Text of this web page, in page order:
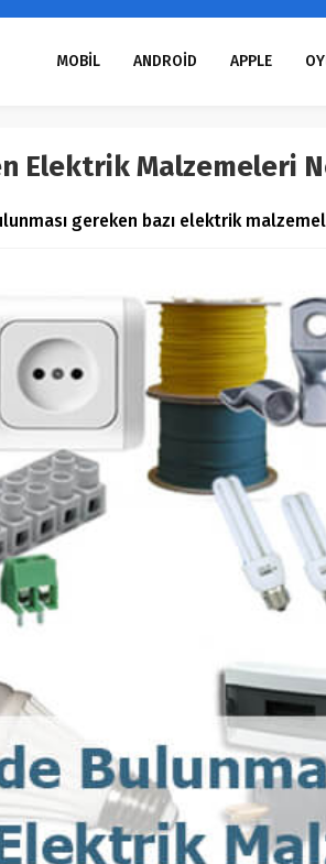
MOBİL ANDROİD APPLE
Elektrik Malzemeleri
gereken bazı elektrik